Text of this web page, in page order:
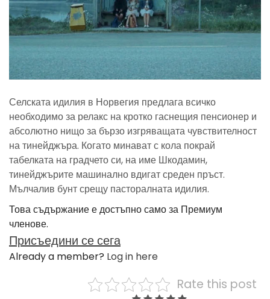
Селската идилия в Норвегия предлага всичко
необходимо за релакс на кротко гаснещия пенсионер и
абсолютно нищо за бързо изгряващата чувствителност
на тинейджъра. Когато минават с кола покрай
табелката на градчето си, на име Шкодамин,
тинейджърите машинално вдигат среден пръст.
Мълчалив бунт срещу пасторалната идилия.
Това съдържание е достъпно само за Премиум
членове.
Присъедини се сега
Already a member? Log in here
Rate this post